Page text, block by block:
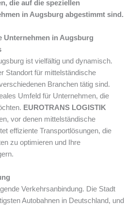
die auf die speziellen
in Augsburg abgestimmt sind.
Unternehmen in Augsburg
ist vielfältig und dynamisch.
Standort für mittelständische
Branchen tätig sind.
Umfeld für Unternehmen, die
EUROTRANS LOGISTIK
vor denen mittelständische
effiziente Transportlösungen, die
zu optimieren und Ihre
Verkehrsanbindung. Die Stadt
Autobahnen in Deutschland, und